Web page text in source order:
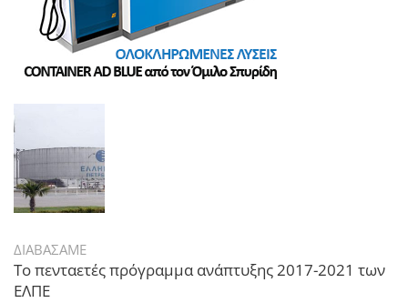
ΔΙΑΒΑΣΑΜΕ
Το πενταετές πρόγραμμα ανάπτυξης 2017-2021 των
ΕΛΠΕ